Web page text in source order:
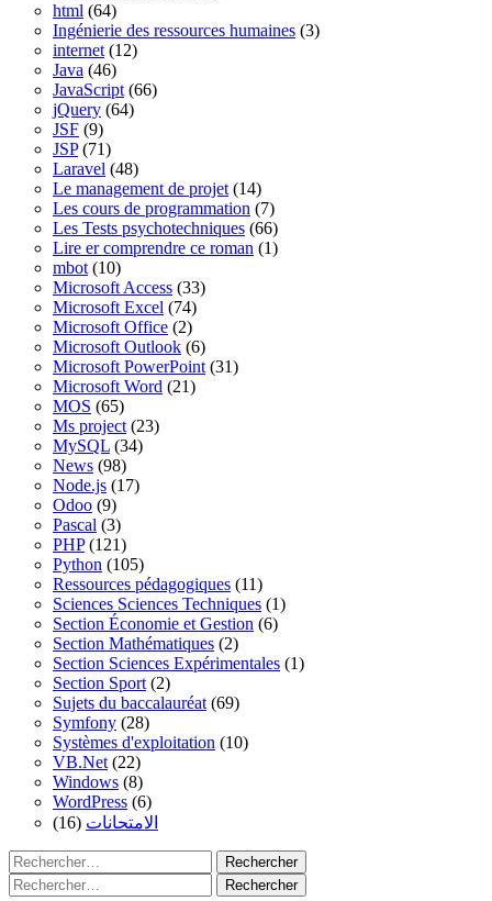
html (64)
Ingénierie des ressources humaines (3)
internet(12)
Java (46)
JavaScript(66)
jQuery (64)
JSF (9)
JSP(71)
Laravel (48)
Le management de projet(14)
Les cours de programmation (7)
Les Tests psychotechniques (66)
Lire er comprendre ce roman (1)
mbot(10)
Microsoft Access (33)
Microsoft Excel (74)
Microsoft Office (2)
Microsoft Outlook (6)
Microsoft PowerPoint(31)
Microsoft Word (21)
MOS (65)
Ms project(23)
MySQL (34)
News (98)
Node.js (17)
Odoo (9)
Pascal (3)
PHP(121)
Python (105)
Ressources pédagogiques (11)
Sciences Sciences Techniques (1)
Section Économie et Gestion (6)
Section Mathématiques (2)
Section Sciences Expérimentales (1)
Section Sport(2)
Sujets du baccalauréat(69)
Symfony (28)
Systèmes d'exploitation (10)
VB.Net(22)
Windows (8)
WordPress (6)
الامتحانات (16)
Rechercher :
Rechercher :